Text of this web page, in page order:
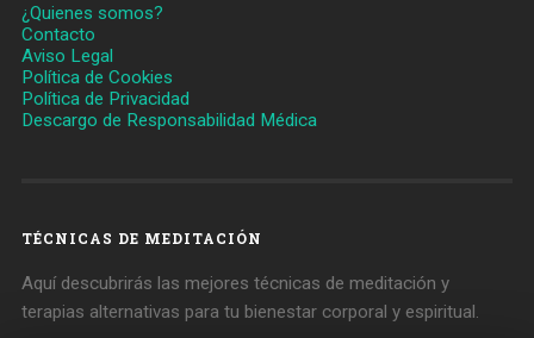
¿Quienes somos?
Contacto
Aviso Legal
Política de Cookies
Política de Privacidad
Descargo de Responsabilidad Médica
TÉCNICAS DE MEDITACIÓN
Aquí descubrirás las mejores técnicas de meditación y
terapias alternativas para tu bienestar corporal y espiritual.